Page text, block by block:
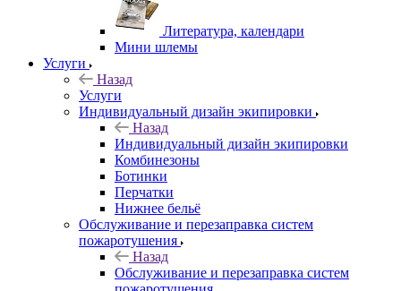
Литература, календари
Мини шлемы
Услуги
Назад
Услуги
Индивидуальный дизайн экипировки
Назад
Индивидуальный дизайн экипировки
Комбинезоны
Ботинки
Перчатки
Нижнее бельё
Обслуживание и перезаправка систем
пожаротушения
Назад
Обслуживание и перезаправка систем